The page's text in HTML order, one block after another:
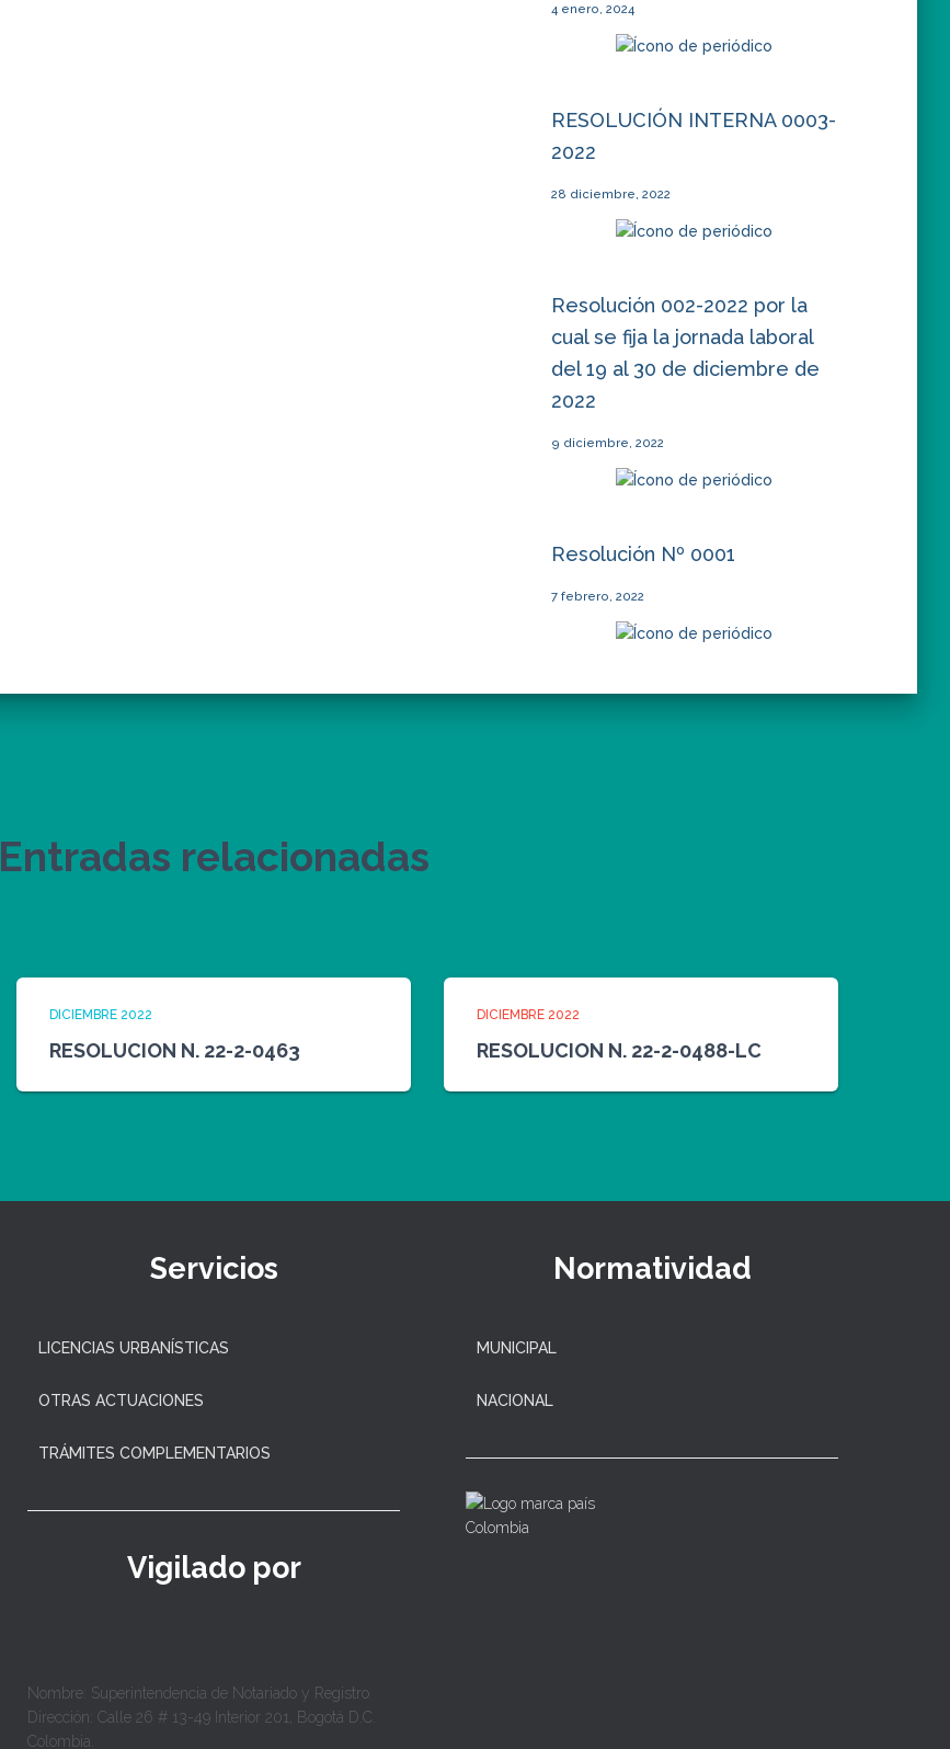
4 enero, 2024
RESOLUCIÓN INTERNA 0003-
2022
28 diciembre, 2022
Resolución 002-2022 por la
cual se fija la jornada laboral
del 19 al 30 de diciembre de
2022
9 diciembre, 2022
Resolución Nº 0001
7 febrero, 2022
Entradas relacionadas
DICIEMBRE 2022
RESOLUCION N. 22-2-0463
DICIEMBRE 2022
RESOLUCION N. 22-2-0488-LC
Servicios
LICENCIAS URBANÍSTICAS
OTRAS ACTUACIONES
TRÁMITES COMPLEMENTARIOS
Vigilado por
Nombre: Superintendencia de Notariado y Registro
Dirección: Calle 26 # 13-49 Interior 201, Bogotá D.C.
Colombia.
Normatividad
MUNICIPAL
NACIONAL